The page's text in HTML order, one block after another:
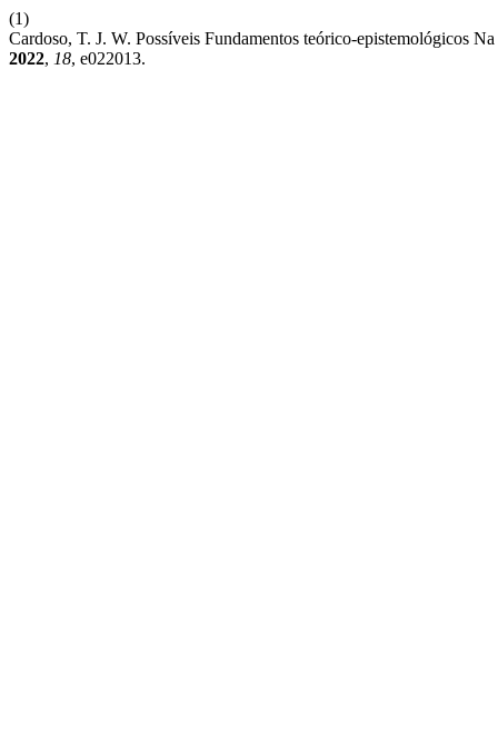
(1)
Cardoso, T. J. W. Possíveis Fundamentos teórico-epistemológicos
2022, 18, e022013.